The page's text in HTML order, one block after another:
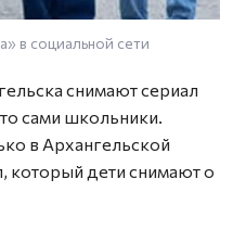
в социальной сети
снимают сериал
сами школьники.
в Архангельской
который дети снимают о